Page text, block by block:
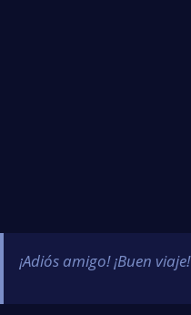
¡Adiós amigo! ¡Buen viaje!